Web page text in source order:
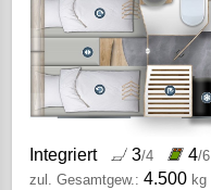
Integriert 3/4 4/6
zul. Gesamtgew.: 4.500 kg